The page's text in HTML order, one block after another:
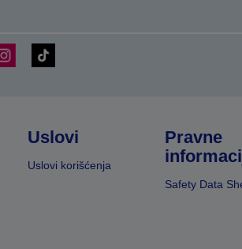
Uslovi
Uslovi korišćenja
Pravne
Safety Data